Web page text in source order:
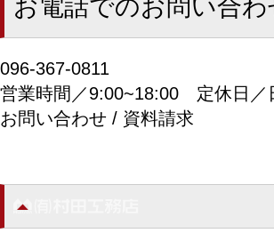
お電話でのお問い合
096-367-0811
営業時間／9:00~18:00 定休日／
お問い合わせ / 資料請求